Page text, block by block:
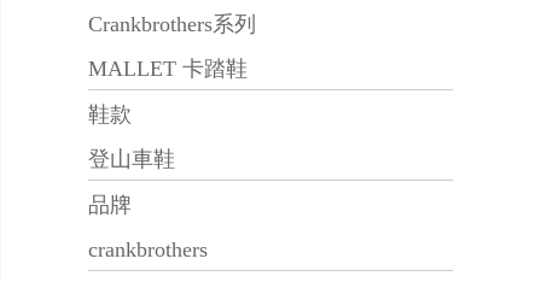
Crankbrothers系列
MALLET 卡踏鞋
鞋款
登山車鞋
品牌
crankbrothers